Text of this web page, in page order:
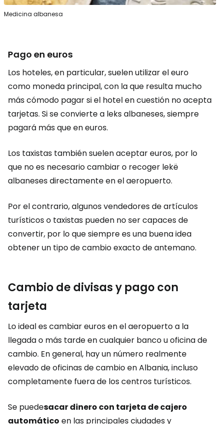
Medicina albanesa
Pago en euros
Los hoteles, en particular, suelen utilizar el euro
como moneda principal, con la que resulta mucho
más cómodo pagar si el hotel en cuestión no acepta
tarjetas. Si se convierte a leks albaneses, siempre
pagará más que en euros.
Los taxistas también suelen aceptar euros, por lo
que no es necesario cambiar o recoger lekë
albaneses directamente en el aeropuerto.
Por el contrario, algunos vendedores de artículos
turísticos o taxistas pueden no ser capaces de
convertir, por lo que siempre es una buena idea
obtener un tipo de cambio exacto de antemano.
Cambio de divisas y pago con
tarjeta
Lo ideal es cambiar euros en el aeropuerto a la
llegada o más tarde en cualquier banco u oficina de
cambio. En general, hay un número realmente
elevado de oficinas de cambio en Albania, incluso
completamente fuera de los centros turísticos.
Se puedesacar dinero con tarjeta de cajero
automático en las principales ciudades y